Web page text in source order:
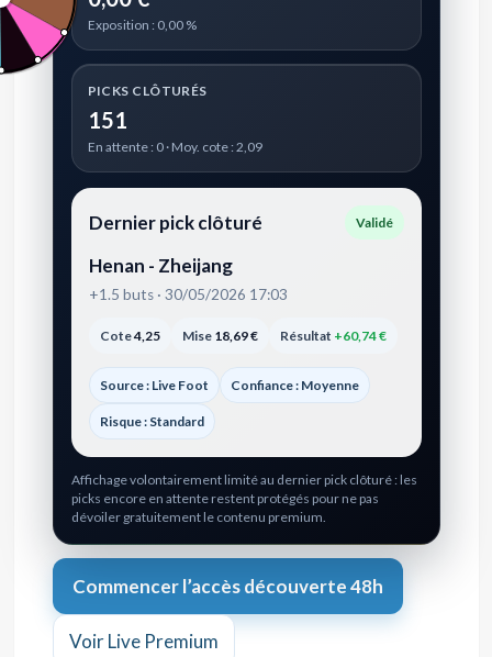
Exposition : 0,00 %
PICKS CLÔTURÉS
151
En attente : 0 · Moy. cote : 2,09
Dernier pick clôturé Validé
Henan - Zheijang
+1.5 buts · 30/05/2026 17:03
Cote4,25 Mise 18,69 € Résultat +60,74 €
Source : Live Foot Confiance : Moyenne
Risque : Standard
Affichage volontairement limité au dernier pick clôturé : les
picks encore en attente restent protégés pour ne pas
dévoiler gratuitement le contenu premium.
Commencer l’accès découverte 48h
Voir Live Premium